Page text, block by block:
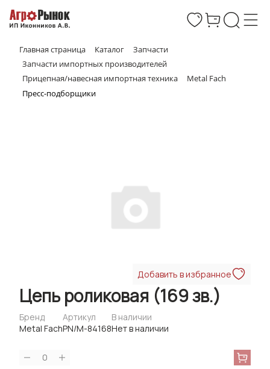
Главная страница Каталог
Запчасти
Запчасти импортных производителей
Прицепная/навесная импортная техника
Metal Fach
Пресс-подборщики
Добавить в избранное
Цепь роликовая (169 зв.)
Бренд
Metal Fach
Артикул
PN/M-84168
В наличии
Нет в наличии
0